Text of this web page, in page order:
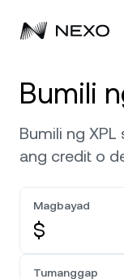
Bumili ng mga
Flexible Savings
Fixed-term
Dual Investment
Pinakamataas na
White Label
Mga Market
Bumaba ang
oras
Kumpanya
Tungkol
Bumili
Bumili ng
ang credit o
Magbayad
$
Tumanggap